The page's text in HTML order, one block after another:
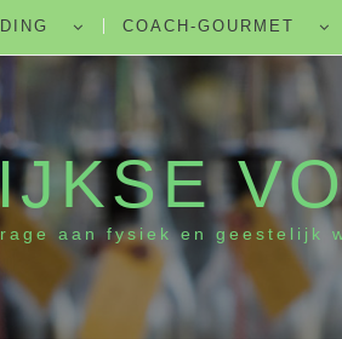
COACH-GOURMET
aan fysiek en geestelijk